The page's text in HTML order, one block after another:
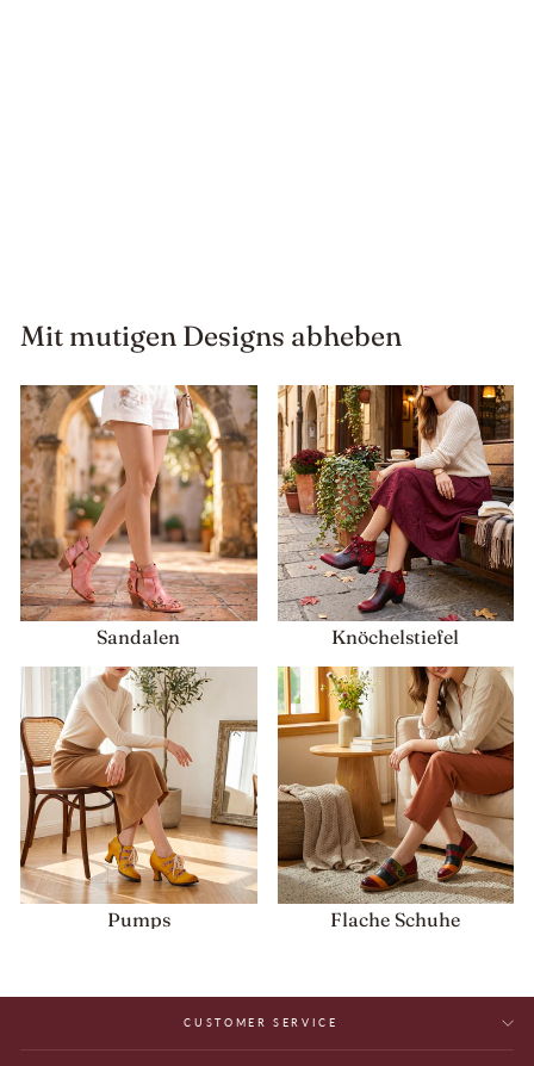
Mit mutigen Designs abheben
Sandalen Knöchelstiefel
Pumps Flache Schuhe
CUSTOMER SERVICE